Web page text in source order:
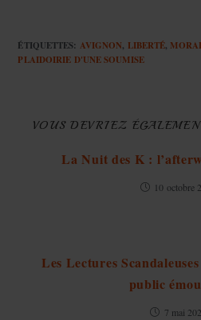
ÉTIQUETTES: AVIGNON, LIBERTÉ,
PLAIDOIRIE D'UNE SOUMISE
VOUS DEVRIEZ
La Nuit des K :
10 octobre
Les Lectures
public
7 mai